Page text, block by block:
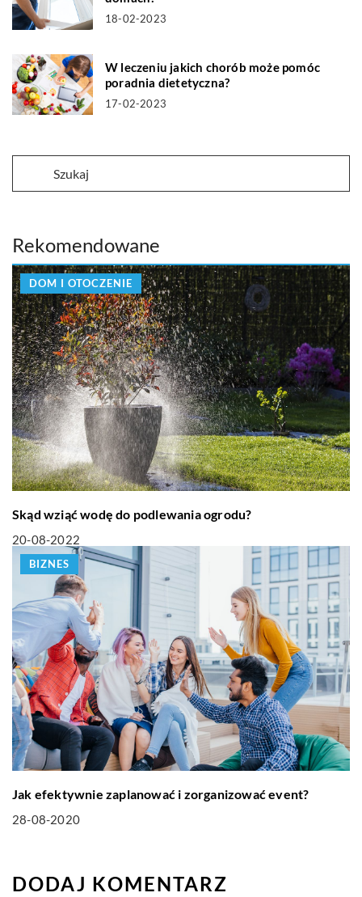
18-02-2023
W leczeniu jakich chorób może pomóc
poradnia dietetyczna?
17-02-2023
Rekomendowane
DOM I OTOCZENIE
Skąd wziąć wodę do podlewania ogrodu?
20-08-2022
BIZNES
Jak efektywnie zaplanować i zorganizować event?
28-08-2020
DODAJ KOMENTARZ